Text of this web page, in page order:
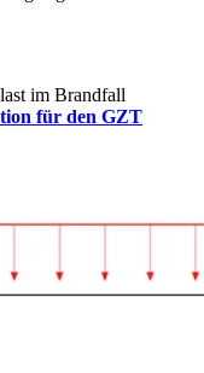
im Brandfall
für den GZT